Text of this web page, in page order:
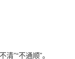
”“不通顺”。